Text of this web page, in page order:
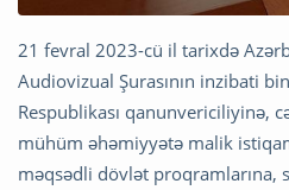
21 fevral 2023-cü il tarixdə
Audiovizual Şurasının inzibati
Respublikası qanunvericiliyinə,
mühüm əhəmiyyətə malik
məqsədli dövlət proqramlarına,